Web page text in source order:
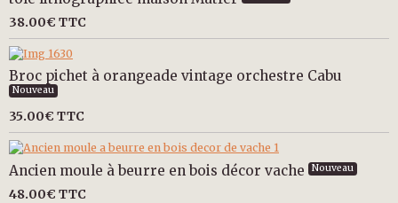
38.00€ TTC
Broc pichet à orangeade vintage orchestre Cabu
Nouveau
35.00€ TTC
Ancien moule à beurre en bois décor vache Nouveau
48.00€ TTC